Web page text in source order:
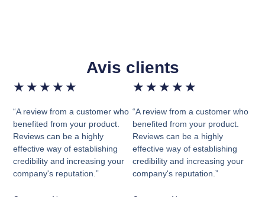
Avis clients
★ ★ ★ ★ ★
“A review from a customer who
benefited from your product.
Reviews can be a highly
effective way of establishing
credibility and increasing your
company's reputation.”
★ ★ ★ ★ ★
“A review from a customer who
benefited from your product.
Reviews can be a highly
effective way of establishing
credibility and increasing your
company's reputation.”